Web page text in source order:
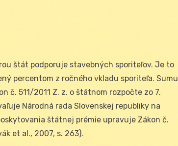
štát podporuje stavebných sporiteľov. Je to
percentom z ročného vkladu sporiteľa. Sumu
č. 511/2011 Z. z. o štátnom rozpočte zo 7.
Národná rada Slovenskej republiky na
štátnej prémie upravuje Zákon č.
et al., 2007, s. 263).